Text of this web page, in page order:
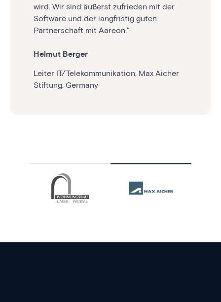
eforderlichen Flexibilität für die Einbindun
von Dritten.”
Wohnungsbau GmbH Worms, Germany
wird. Wir sind äußerst zufrieden mit der
Software und der langfristig guten
Partnerschaft mit Aareon."
Helmut Berger
Leiter IT/Telekommunikation, Max Aicher
Stiftung, Germany